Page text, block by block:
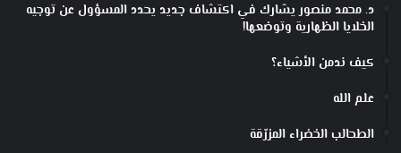
د. محمد منصور يشارك في اكتشاف جديد يحدد المسؤول عن توجيه
الخلايا الظهارية وتوضعها!
كيف ندمن الأشياء؟
علم الله
الطحالب الخضراء المزرّقة